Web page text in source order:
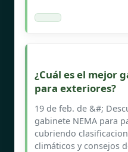
¿Cuál es el mejor
para exteriores?
19 de feb. de &#;
gabinete NEMA para
cubriendo
climáticos y consejos